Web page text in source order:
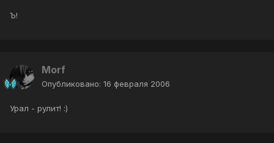
Ъ!
Morf
Опубликовано: 16 февраля 2006
Урал - рулит! :)